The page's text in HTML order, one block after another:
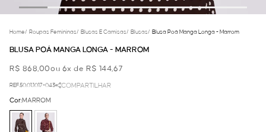
Home/ Roupas Femininas/ Blusas E Camisas/ Blusas/ Blusa Poá Manga Longa - Marrom
BLUSA POÁ MANGA LONGA - MARROM
R$ 868,00ou 6x de R$ 144,67
REF.50.01.1017-043 COMPARTILHAR
Cor:MARROM